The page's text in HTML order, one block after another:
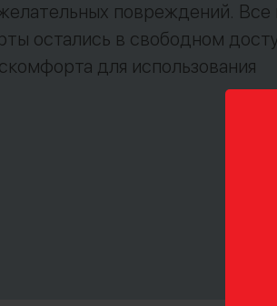
повреждений. Все
остались в свободном
для использования